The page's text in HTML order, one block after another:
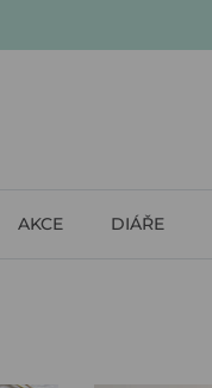
AKCE DIÁŘE